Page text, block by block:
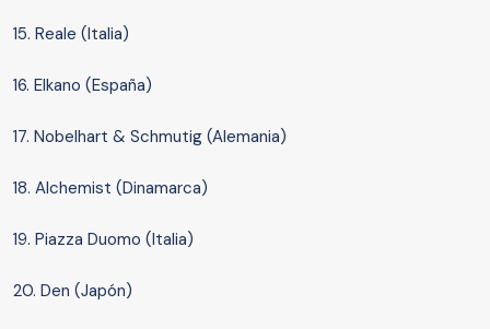
15. Reale (Italia)
16. Elkano (España)
17. Nobelhart & Schmutig (Alemania)
18. Alchemist (Dinamarca)
19. Piazza Duomo (Italia)
20. Den (Japón)